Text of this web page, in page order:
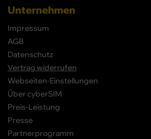
Unternehmen
Impressum
AGB
Datenschutz
Vertrag widerrufen
Webseiten-Einstellungen
Über cyberSIM
Preis-Leistung
Presse
Partnerprogramm